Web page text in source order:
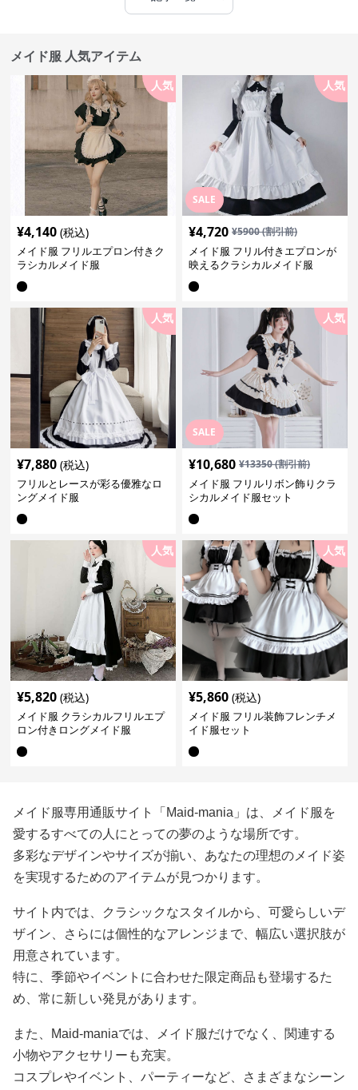
メイド服 人気アイテム
人気
¥4,140 (税込)
メイド服 フリルエプロン付きク
ラシカルメイド服
SALE
人気
¥4,720 ¥5900(割引前)
メイド服 フリル付きエプロンが
映えるクラシカルメイド服
人気
¥7,880 (税込)
フリルとレースが彩る優雅なロ
ングメイド服
SALE
人気
¥10,680 ¥13350(割引前)
メイド服 フリルリボン飾りクラ
シカルメイド服セット
人気
¥5,820 (税込)
メイド服 クラシカルフリルエプ
ロン付きロングメイド服
人気
¥5,860 (税込)
メイド服 フリル装飾フレンチメ
イド服セット
メイド服専用通販サイト「Maid-mania」は、メイド服を
愛するすべての人にとっての夢のような場所です。
多彩なデザインやサイズが揃い、あなたの理想のメイド姿
を実現するためのアイテムが見つかります。
サイト内では、クラシックなスタイルから、可愛らしいデ
ザイン、さらには個性的なアレンジまで、幅広い選択肢が
用意されています。
特に、季節やイベントに合わせた限定商品も登場するた
め、常に新しい発見があります。
また、Maid-maniaでは、メイド服だけでなく、関連する
小物やアクセサリーも充実。
コスプレやイベント、パーティーなど、さまざまなシーン